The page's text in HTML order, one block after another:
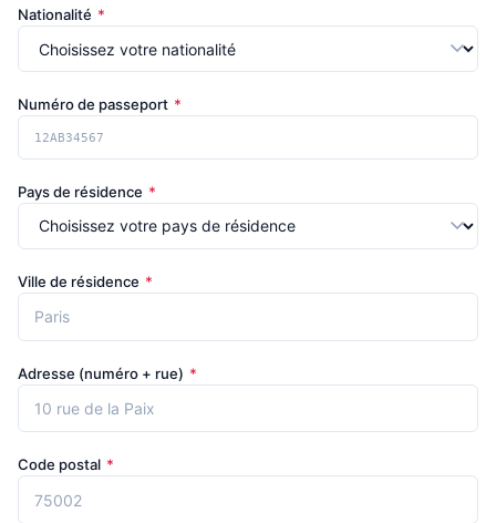
Nationalité *
Numéro de passeport *
Pays de résidence *
Ville de résidence *
Adresse (numéro + rue) *
Code postal *